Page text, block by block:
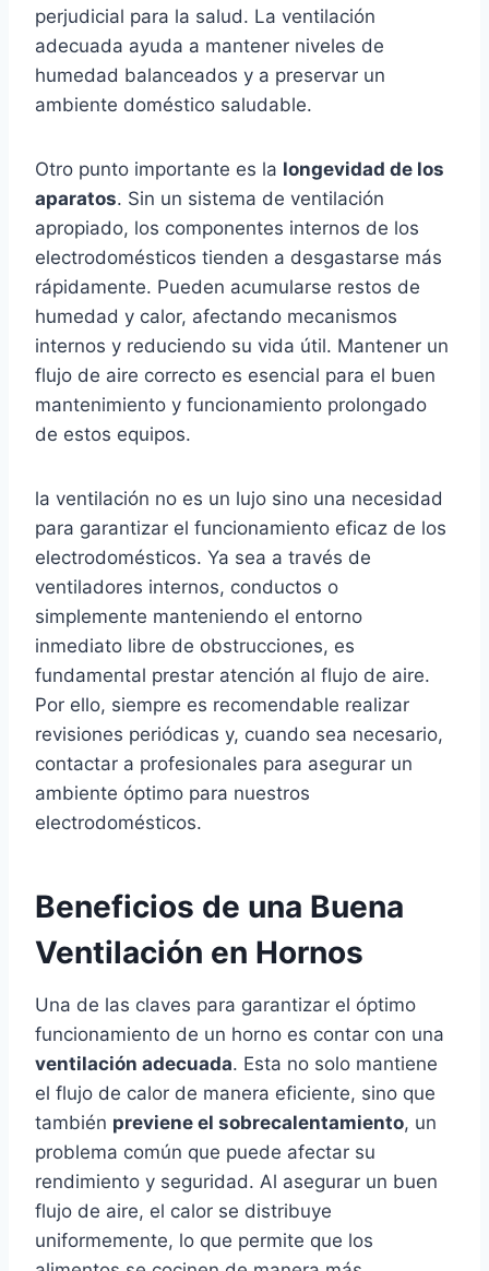
perjudicial para la salud. La ventilación
adecuada ayuda a mantener niveles de
humedad balanceados y a preservar un
ambiente doméstico saludable.
Otro punto importante es la longevidad de los
aparatos. Sin un sistema de ventilación
apropiado, los componentes internos de los
electrodomésticos tienden a desgastarse más
rápidamente. Pueden acumularse restos de
humedad y calor, afectando mecanismos
internos y reduciendo su vida útil. Mantener un
flujo de aire correcto es esencial para el buen
mantenimiento y funcionamiento prolongado
de estos equipos.
la ventilación no es un lujo sino una necesidad
para garantizar el funcionamiento eficaz de los
electrodomésticos. Ya sea a través de
ventiladores internos, conductos o
simplemente manteniendo el entorno
inmediato libre de obstrucciones, es
fundamental prestar atención al flujo de aire.
Por ello, siempre es recomendable realizar
revisiones periódicas y, cuando sea necesario,
contactar a profesionales para asegurar un
ambiente óptimo para nuestros
electrodomésticos.
Beneficios de una Buena
Ventilación en Hornos
Una de las claves para garantizar el óptimo
funcionamiento de un horno es contar con una
ventilación adecuada. Esta no solo mantiene
el flujo de calor de manera eficiente, sino que
también previene el sobrecalentamiento, un
problema común que puede afectar su
rendimiento y seguridad. Al asegurar un buen
flujo de aire, el calor se distribuye
uniformemente, lo que permite que los